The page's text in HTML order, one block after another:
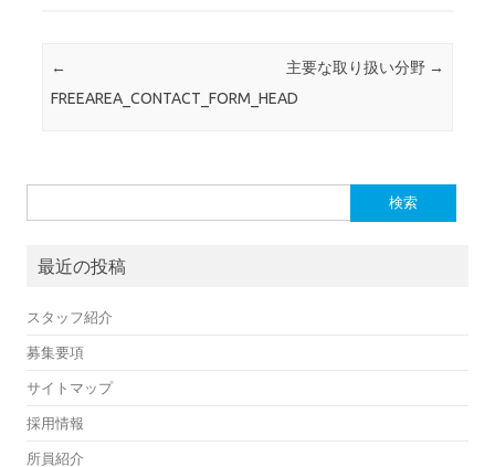
投稿ナビゲーション
←
FREEAREA_CONTACT_FORM_HEAD
主要な取り扱い分野 →
索:
最近の投稿
スタッフ紹介
募集要項
サイトマップ
採用情報
所員紹介